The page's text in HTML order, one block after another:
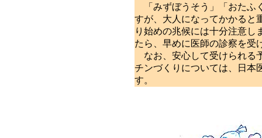
「みずぼうそう」「おたふ
すが、大人になってかかると
り始めの兆候には十分注意し
たら、早めに医師の診察を受
なお、安心して受けられる
チンづくりについては、日本
す。